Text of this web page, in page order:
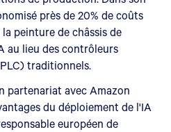
près de 20% de coûts
peinture de châssis de
au lieu des contrôleurs
traditionnels.
partenariat avec Amazon
du déploiement de l'IA
européen de